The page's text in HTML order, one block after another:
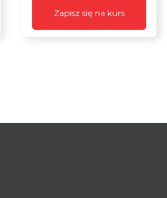
Zapisz się na kurs